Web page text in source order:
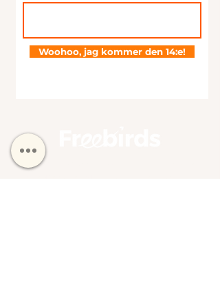
Woohoo, jag kommer den 14:e!
Freebirds har Skandinaviens mest effektfulla